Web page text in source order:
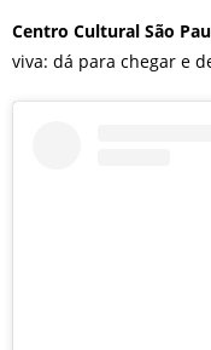
Centro Cultural São
viva: dá para chegar e